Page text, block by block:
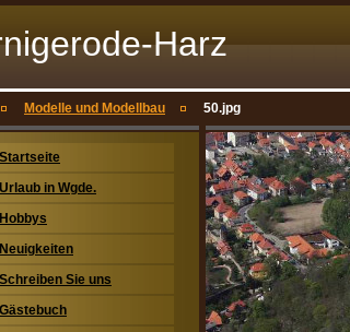
Harz
Modelle und Modellbau 50.jpg
Startseite
Urlaub in Wgde.
Hobbys
Neuigkeiten
Schreiben Sie uns
Gästebuch